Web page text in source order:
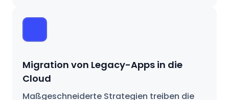
Migration von Legacy-Apps in die
Cloud
Maßgeschneiderte Strategien treiben die